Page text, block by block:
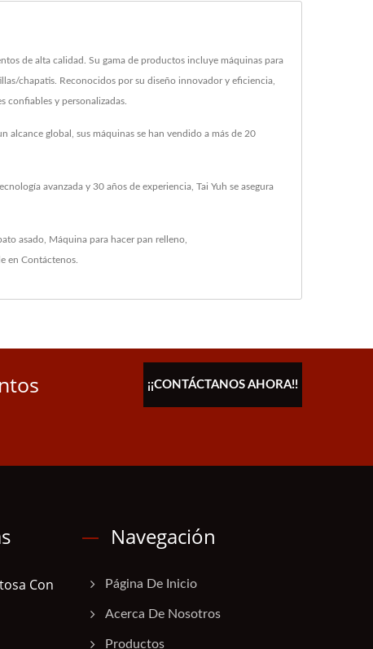
de alta calidad. Su gama de productos incluye máquinas para
chapatis. Reconocidos por su diseño innovador y eficiencia,
confiables y personalizadas.
global, sus máquinas se han vendido a más de 20
avanzada y 30 años de experiencia, Tai Yuh se asegura
asado Máquina para hacer pan relleno
en Contáctenos
¡¡CONTÁCTANOS AHORA!!
Con
Navegación
Página De Inicio
Acerca De Nosotros
Productos